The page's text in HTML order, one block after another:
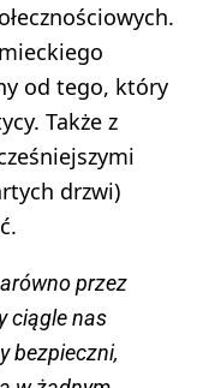
od tego, który
Także z
drzwi)
przez
ciągle nas
bezpieczni,